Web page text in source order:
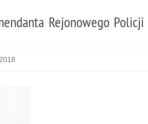
Rejonowego Policji